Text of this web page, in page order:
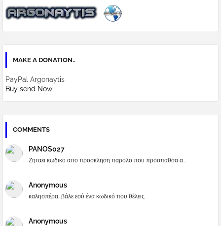
MAKE A DONATION..
PayPal Argonaytis
Buy send Now
COMMENTS
PANOS027
Ζηταει κωδικο απο προσκληση παρολο που προσπαθσα α...
Anonymous
καλησπέρα...βάλε εσύ ένα κωδικό που θέλεις
Anonymous